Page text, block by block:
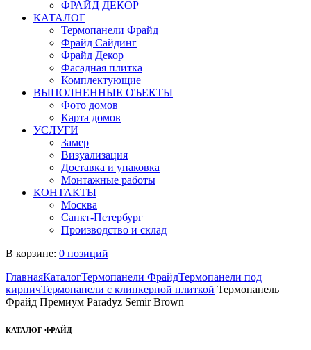
ФРАЙД ДЕКОР
КАТАЛОГ
Термопанели Фрайд
Фрайд Сайдинг
Фрайд Декор
Фасадная плитка
Комплектующие
ВЫПОЛНЕННЫЕ ОЪЕКТЫ
Фото домов
Карта домов
УСЛУГИ
Замер
Визуализация
Доставка и упаковка
Монтажные работы
КОНТАКТЫ
Москва
Санкт-Петербург
Производство и склад
В корзине: 0 позиций
ГлавнаяКаталогТермопанели ФрайдТермопанели под
кирпичТермопанели с клинкерной плиткой Термопанель
Фрайд Премиум Paradyz Semir Brown
КАТАЛОГ ФРАЙД